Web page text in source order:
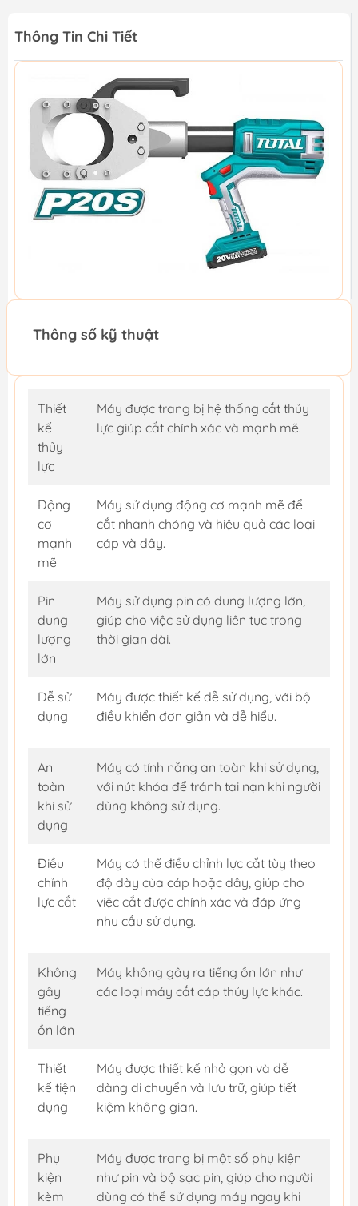
Thông Tin Chi Tiết
Thông số kỹ thuật
Thiết
kế
thủy
lực
Máy được trang bị hệ thống cắt thủy
lực giúp cắt chính xác và mạnh mẽ.
Động
cơ
mạnh
mẽ
Máy sử dụng động cơ mạnh mẽ để
cắt nhanh chóng và hiệu quả các loại
cáp và dây.
Pin
dung
lượng
lớn
Máy sử dụng pin có dung lượng lớn,
giúp cho việc sử dụng liên tục trong
thời gian dài.
Dễ sử
dụng
Máy được thiết kế dễ sử dụng, với bộ
điều khiển đơn giản và dễ hiểu.
An
toàn
khi sử
dụng
Máy có tính năng an toàn khi sử dụng,
với nút khóa để tránh tai nạn khi người
dùng không sử dụng.
Điều
chỉnh
lực cắt
Máy có thể điều chỉnh lực cắt tùy theo
độ dày của cáp hoặc dây, giúp cho
việc cắt được chính xác và đáp ứng
nhu cầu sử dụng.
Không
gây
tiếng
ồn lớn
Máy không gây ra tiếng ồn lớn như
các loại máy cắt cáp thủy lực khác.
Thiết
kế tiện
dụng
Máy được thiết kế nhỏ gọn và dễ
dàng di chuyển và lưu trữ, giúp tiết
kiệm không gian.
Phụ
kiện
kèm
Máy được trang bị một số phụ kiện
như pin và bộ sạc pin, giúp cho người
dùng có thể sử dụng máy ngay khi